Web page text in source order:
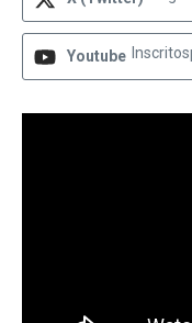
Youtube Inscritos